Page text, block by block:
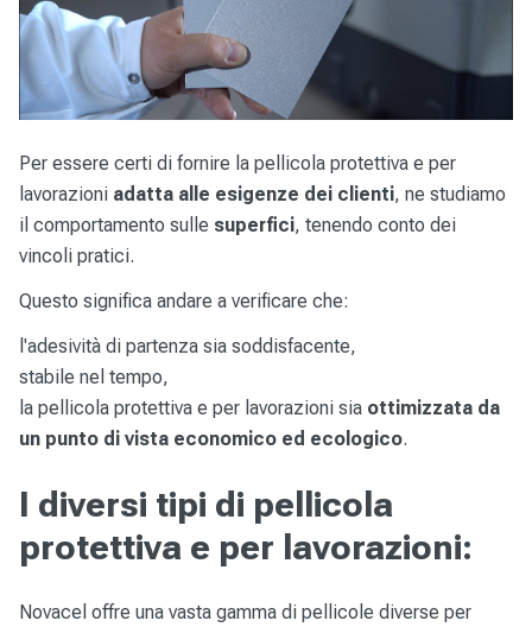
Per essere certi di fornire la pellicola protettiva e per
lavorazioni adatta alle esigenze dei clienti, ne studiamo
il comportamento sulle superfici, tenendo conto dei
vincoli pratici.
Questo significa andare a verificare che:
l'adesività di partenza sia soddisfacente,
stabile nel tempo,
la pellicola protettiva e per lavorazioni sia ottimizzata da
un punto di vista economico ed ecologico.
I diversi tipi di pellicola
protettiva e per lavorazioni:
Novacel offre una vasta gamma di pellicole diverse per